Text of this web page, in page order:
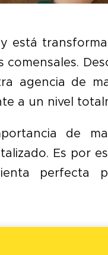
está
agencia de
a un nivel
de
Es por
perfecta